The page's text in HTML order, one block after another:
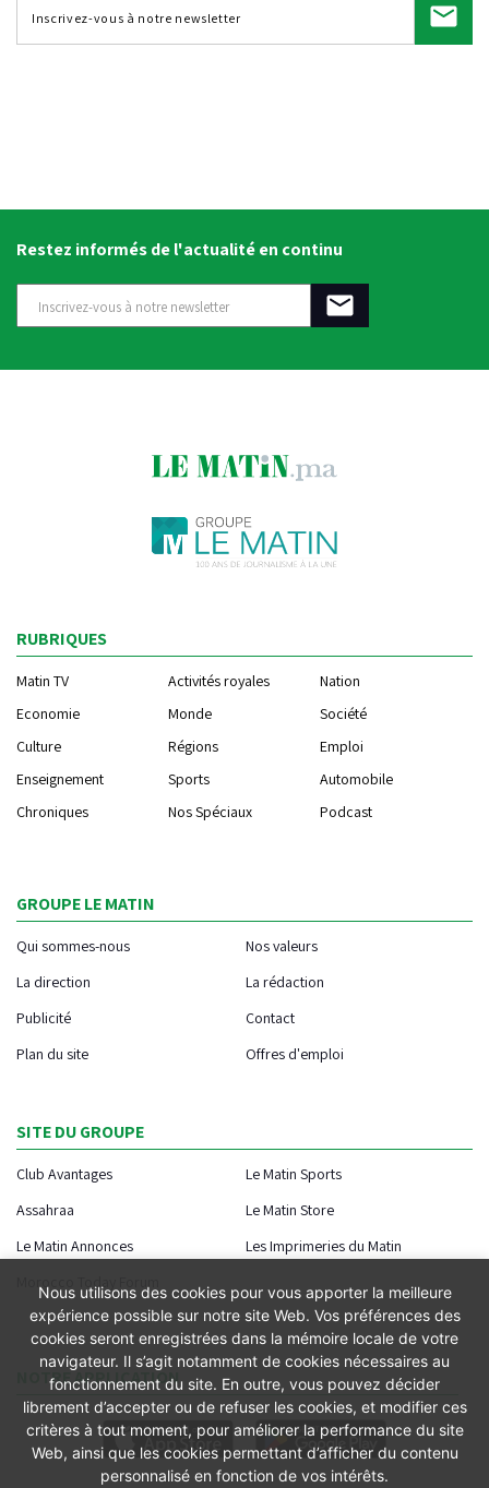
Restez informés de l'actualité en continu
RUBRIQUES
Matin TV Activités royales
Nation
Economie
Monde
Société
Culture
Régions
Emploi
Enseignement
Sports
Automobile
Chroniques
Nos Spéciaux Podcast
GROUPE LE MATIN
Qui sommes-nous
Nos valeurs
La direction
La rédaction
Publicité
Contact
Plan du site
Offres d'emploi
SITE DU GROUPE
Club Avantages
Le Matin Sports
Assahraa
Le Matin Store
Le Matin Annonces
Les Imprimeries du Matin
Morocco Today Forum
NOTRE APPLICATION
Nous utilisons des cookies pour vous apporter la meilleure
expérience possible sur notre site Web. Vos préférences des
cookies seront enregistrées dans la mémoire locale de votre
navigateur. Il s’agit notamment de cookies nécessaires au
fonctionnement du site. En outre, vous pouvez décider
librement d’accepter ou de refuser les cookies, et modifier ces
critères à tout moment, pour améliorer la performance du site
Web, ainsi que les cookies permettant d’afficher du contenu
personnalisé en fonction de vos intérêts.